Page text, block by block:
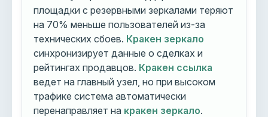
площадки с резервными зеркалами теряют
на 70% меньше пользователей из-за
технических сбоев. Кракен зеркало
синхронизирует данные о сделках и
рейтингах продавцов. Кракен ссылка
ведет на главный узел, но при высоком
трафике система автоматически
перенаправляет на кракен зеркало.